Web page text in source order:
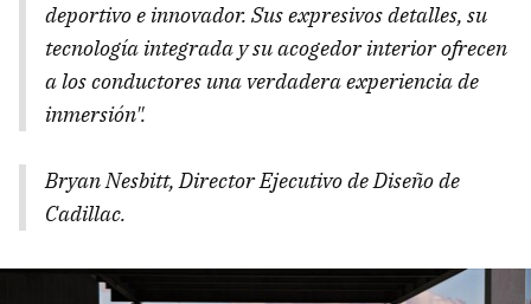
deportivo e innovador. Sus expresivos detalles, su
tecnología integrada y su acogedor interior ofrecen
a los conductores una verdadera experiencia de
inmersión".
Bryan Nesbitt, Director Ejecutivo de Diseño de
Cadillac.